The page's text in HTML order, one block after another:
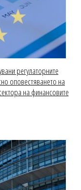
регулаторните
оповестяването на
на финансовите